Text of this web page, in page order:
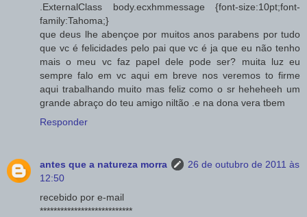
.ExternalClass body.ecxhmmessage {font-size:10pt;font-
family:Tahoma;}
que deus lhe abençoe por muitos anos parabens por tudo
que vc é felicidades pelo pai que vc é ja que eu não tenho
mais o meu vc faz papel dele pode ser? muita luz eu
sempre falo em vc aqui em breve nos veremos to firme
aqui trabalhando muito mas feliz como o sr heheheeh um
grande abraço do teu amigo niltão .e na dona vera tbem
Responder
antes que a natureza morra
26 de outubro de 2011 às
12:50
recebido por e-mail
***************************